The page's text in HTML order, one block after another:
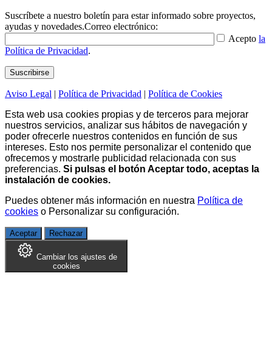
Suscríbete a nuestro boletín para estar informado sobre proyectos,
ayudas y novedades.Correo electrónico:
Acepto la
Política de Privacidad.
Aviso Legal | Política de Privacidad | Política de Cookies
Esta web usa cookies propias y de terceros para mejorar
nuestros servicios, analizar sus hábitos de navegación y
poder ofrecerle nuestros contenidos en función de sus
intereses. Esto nos permite personalizar el contenido que
ofrecemos y mostrarle publicidad relacionada con sus
preferencias. Si pulsas el botón Aceptar todo, aceptas la
instalación de cookies.
Puedes obtener más información en nuestra Política de
cookies o Personalizar su configuración.
Aceptar Rechazar
Cambiar los ajustes de
cookies